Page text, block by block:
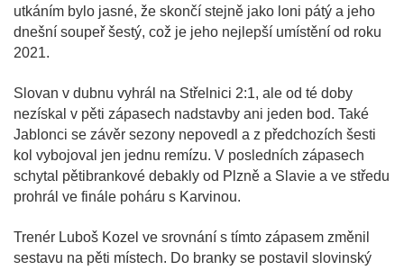
utkáním bylo jasné, že skončí stejně jako loni pátý a jeho
dnešní soupeř šestý, což je jeho nejlepší umístění od roku
2021.
Slovan v dubnu vyhrál na Střelnici 2:1, ale od té doby
nezískal v pěti zápasech nadstavby ani jeden bod. Také
Jablonci se závěr sezony nepovedl a z předchozích šesti
kol vybojoval jen jednu remízu. V posledních zápasech
schytal pětibrankové debakly od Plzně a Slavie a ve středu
prohrál ve finále poháru s Karvinou.
Trenér Luboš Kozel ve srovnání s tímto zápasem změnil
sestavu na pěti místech. Do branky se postavil slovinský